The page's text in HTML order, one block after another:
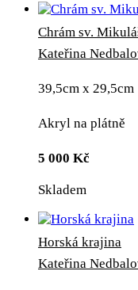
Chrám sv.
Kateřina
39,5cm x 29,5cm
Akryl na plátně
5 000 Kč
Skladem
Horská krajina
Kateřina